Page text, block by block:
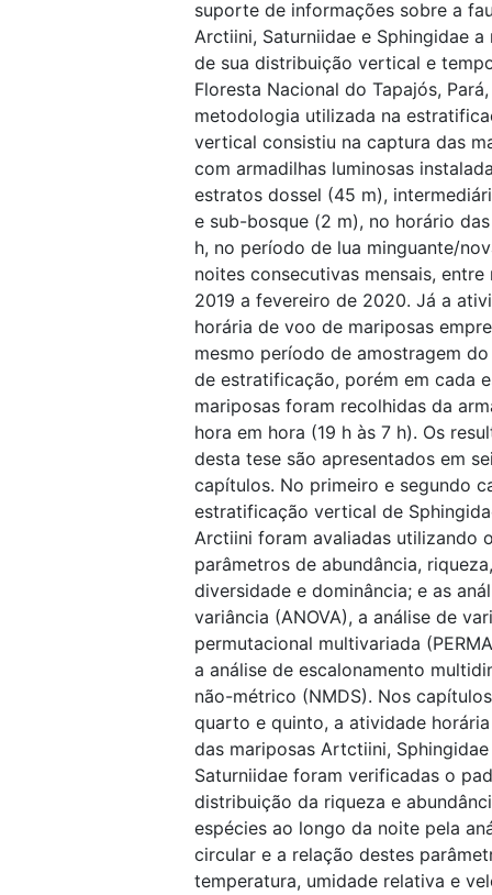
suporte de informações sobre a
Arctiini, Saturniidae e Sphingidae a
de sua distribuição vertical e
Floresta Nacional do Tapajós,
metodologia utilizada na
vertical consistiu na captura das
com armadilhas luminosas
estratos dossel (45 m),
e sub-bosque (2 m), no horário
h, no período de lua minguante/
noites consecutivas mensais, entre
2019 a fevereiro de 2020. Já a
horária de voo de mariposas
mesmo período de amostragem
de estratificação, porém em cada
mariposas foram recolhidas da
hora em hora (19 h às 7 h). Os
desta tese são apresentados em
capítulos. No primeiro e segundo
estratificação vertical de
Arctiini foram avaliadas utilizando
parâmetros de abundância, riqueza,
diversidade e dominância; e as
variância (ANOVA), a análise de
permutacional multivariada
a análise de escalonamento
não-métrico (NMDS). Nos
quarto e quinto, a atividade
das mariposas Artctiini,
Saturniidae foram verificadas o
distribuição da riqueza e
espécies ao longo da noite pela
circular e a relação destes
temperatura, umidade relativa e